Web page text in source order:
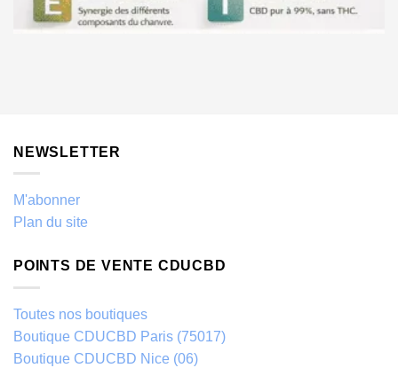
NEWSLETTER
M'abonner
Plan du site
POINTS DE VENTE CDUCBD
Toutes nos boutiques
Boutique CDUCBD Paris (75017)
Boutique CDUCBD Nice (06)